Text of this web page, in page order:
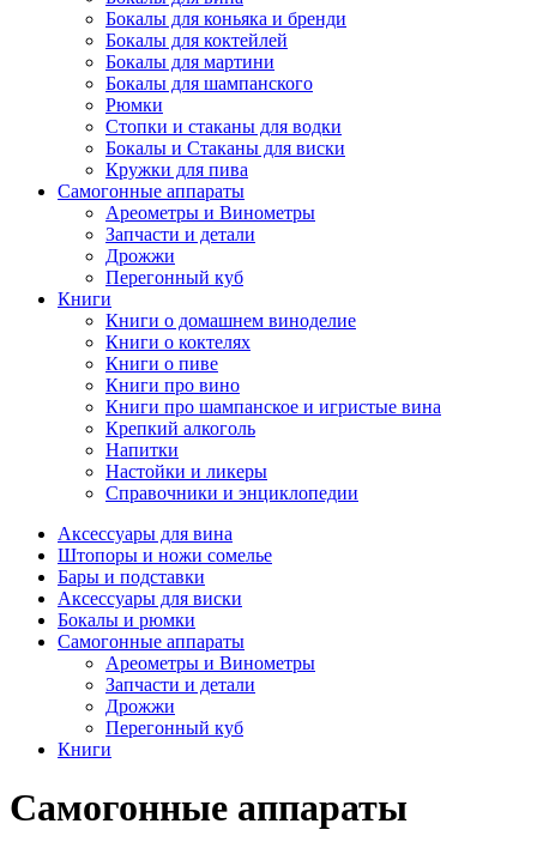
Бокалы для коньяка и бренди
Бокалы для коктейлей
Бокалы для мартини
Бокалы для шампанского
Рюмки
Стопки и стаканы для водки
Бокалы и Стаканы для виски
Кружки для пива
Самогонные аппараты
Ареометры и Винометры
Запчасти и детали
Дрожжи
Перегонный куб
Книги
Книги о домашнем виноделие
Книги о коктелях
Книги о пиве
Книги про вино
Книги про шампанское и игристые вина
Крепкий алкоголь
Напитки
Настойки и ликеры
Справочники и энциклопедии
Аксессуары для вина
Штопоры и ножи сомелье
Бары и подставки
Аксессуары для виски
Бокалы и рюмки
Самогонные аппараты
Ареометры и Винометры
Запчасти и детали
Дрожжи
Перегонный куб
Книги
Самогонные аппараты